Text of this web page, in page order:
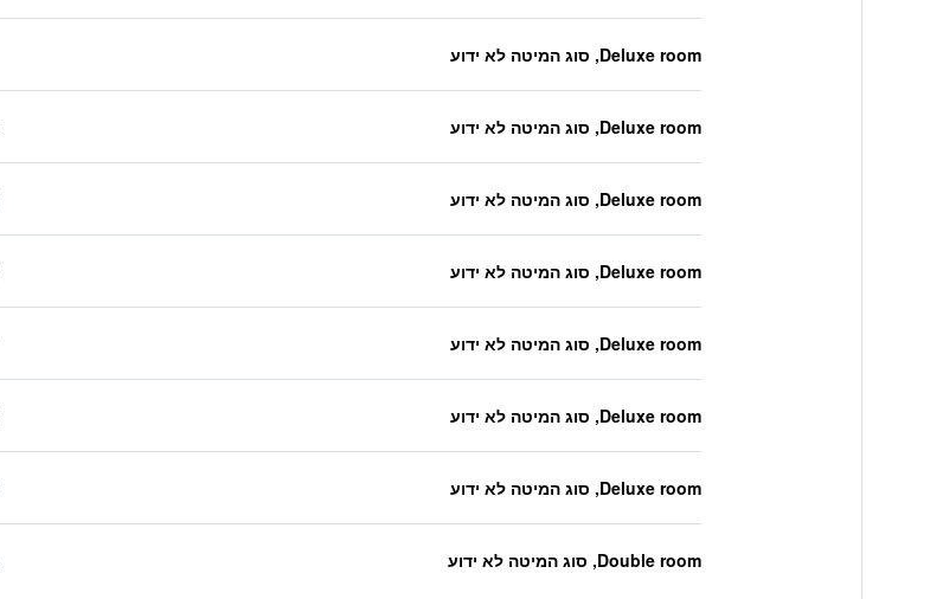
Deluxe room, סוג המיטה לא ידוע
Deluxe room, סוג המיטה לא ידוע
Deluxe room, סוג המיטה לא ידוע
Deluxe room, סוג המיטה לא ידוע
Deluxe room, סוג המיטה לא ידוע
Deluxe room, סוג המיטה לא ידוע
Deluxe room, סוג המיטה לא ידוע
Double room, סוג המיטה לא ידוע